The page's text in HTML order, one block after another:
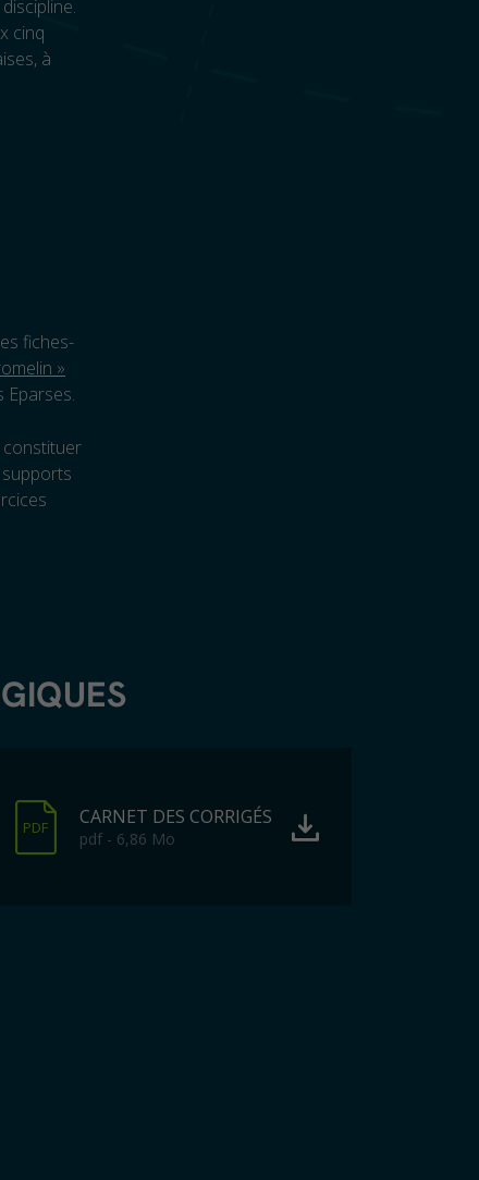
cinq
à
fiches-
»
Eparses.
constituer
PDF CARNET DES CORRIGÉS
pdf - 6,86 Mo